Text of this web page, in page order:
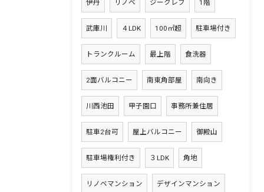
伊丹 リノベ ジークレフ 1階
武庫川 ４LDK 100㎡超 駐車場付き
トランクルーム 最上階 食洗器
2面バルコニー 南東角部屋 南向き
川西池田 甲子園口 事務所兼住居
駐車2台可 屋上バルコニー 御殿山
駐車場権利付き ３LDK 角地
リノベマンション デザインマンション